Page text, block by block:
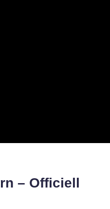
– Officiell